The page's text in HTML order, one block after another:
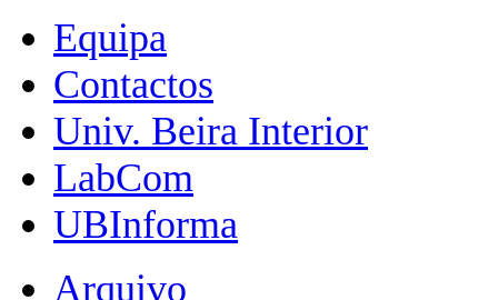
Equipa
Contactos
Univ. Beira Interior
LabCom
UBInforma
Arquivo